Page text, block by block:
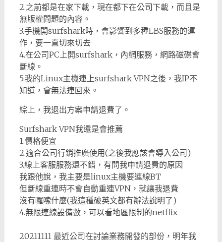
2.之前都是在家下載，現在都下在公司下載，而且是
無版權問題的內容。
3.手機開surfshark時，會影響到多種LBS服務的運
作，要一直切來切去
4.在公司PC上開surfshark，內網服務，網路磁碟會
斷線。
5.我的Linux主機連上surfshark VPN之後，我IP不
知道，會無法連回來。
綜上，我退出方案申請退費了。
Surfshark VPN我還是會推薦
1.價格便宜
2.適合公司行銷推廣使用(之後我應該會導入公司)
3.線上客服服務還不錯，有問我申請退費的原因
我跟他說，我主要是linux主機要連線BT
但斷線重連時不會自動重連VPN，就讓我退費
沒有囉嗦什麼(我這種破英文都有辦法說明了)
4.無限連線設備數，可以看地區限制的netflix
20211111 最近公司在討論業務開發的部份，明年我